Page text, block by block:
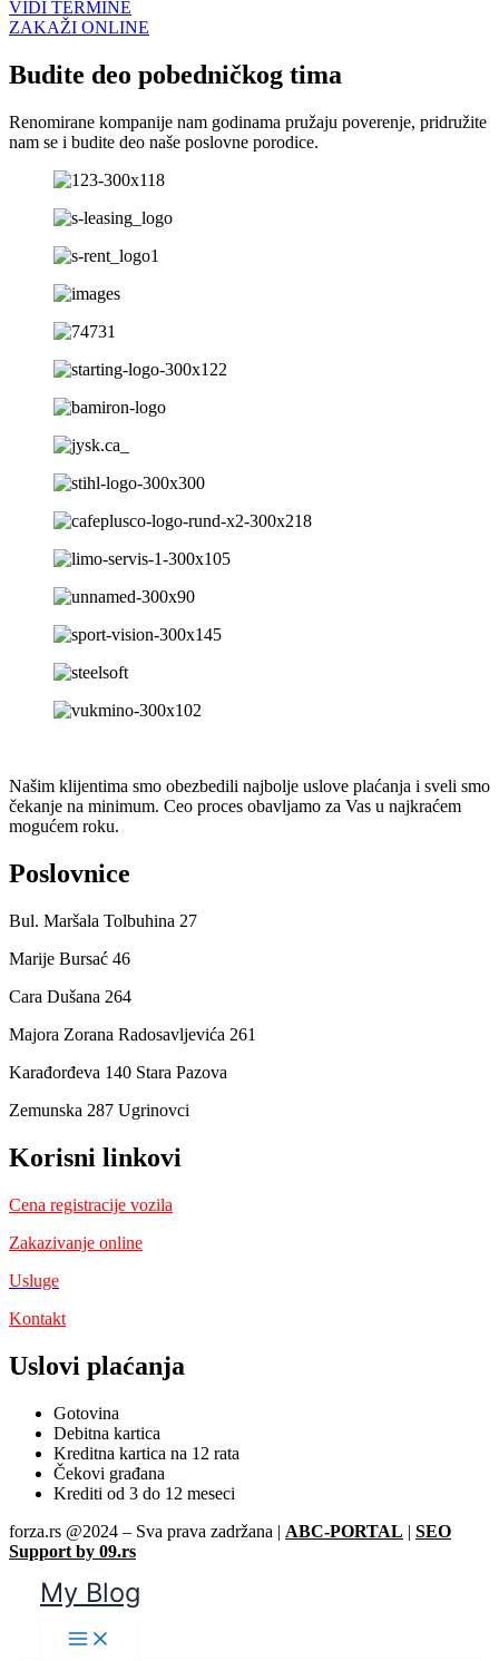
VIDI TERMINE
ZAKAŽI ONLINE
Budite deo pobedničkog tima
Renomirane kompanije nam godinama pružaju poverenje, pridružite
nam se i budite deo naše poslovne porodice.
Našim klijentima smo obezbedili najbolje uslove plaćanja i sveli smo
čekanje na minimum. Ceo proces obavljamo za Vas u najkraćem
mogućem roku.
Poslovnice
Bul. Maršala Tolbuhina 27
Marije Bursać 46
Cara Dušana 264
Majora Zorana Radosavljevića 261
Karađorđeva 140 Stara Pazova
Zemunska 287 Ugrinovci
Korisni linkovi
Cena registracije vozila
Zakazivanje online
Usluge
Kontakt
Uslovi plaćanja
Gotovina
Debitna kartica
Kreditna kartica na 12 rata
Čekovi građana
Krediti od 3 do 12 meseci
forza.rs @2024 – Sva prava zadržana | ABC-PORTAL | SEO
Support by 09.rs